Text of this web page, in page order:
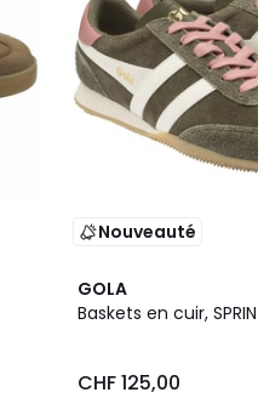
Nouveauté
GOLA
Baskets en cuir,
CHF 125,00